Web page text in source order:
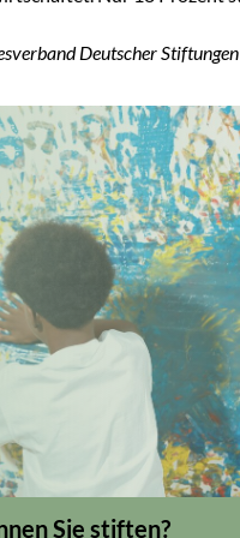
Deutscher Stiftungen
Sie stiften?